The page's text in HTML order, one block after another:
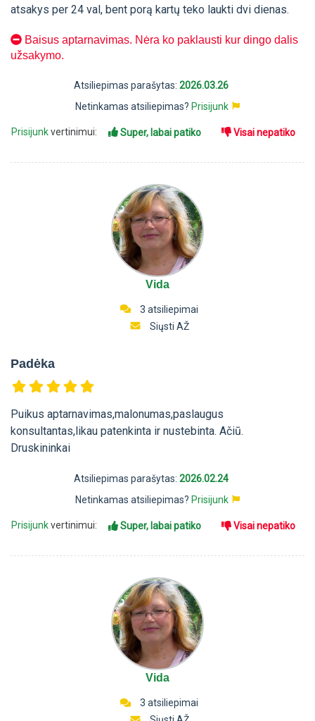
atsakys per 24 val, bent porą kartų teko laukti dvi dienas.
Baisus aptarnavimas. Nėra ko paklausti kur dingo dalis
užsakymo.
Atsiliepimas parašytas: 2026.03.26
Netinkamas atsiliepimas? Prisijunk
Prisijunkvertinimui: Super, labai patiko Visai nepatiko
Vida
3 atsiliepimai
Siųsti AŽ
Padėka
Puikus aptarnavimas,malonumas,paslaugus
konsultantas,likau patenkinta ir nustebinta. Ačiū.
Druskininkai
Atsiliepimas parašytas: 2026.02.24
Netinkamas atsiliepimas? Prisijunk
Prisijunkvertinimui: Super, labai patiko Visai nepatiko
Vida
3 atsiliepimai